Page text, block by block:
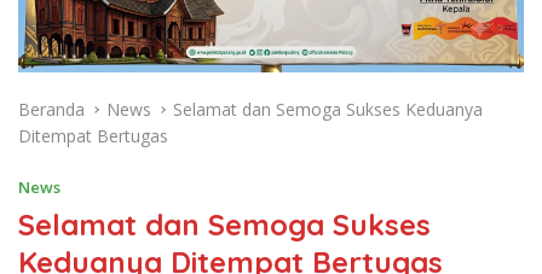
Beranda News
Selamat dan Semoga Sukses Keduanya
Ditempat Bertugas
News
Selamat dan Semoga Sukses
Keduanya Ditempat Bertugas